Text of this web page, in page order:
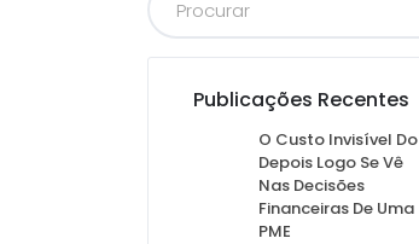
Publicações Recentes
O Custo Invisível Do
Depois Logo Se Vê
Nas Decisões
Financeiras De Uma
PME